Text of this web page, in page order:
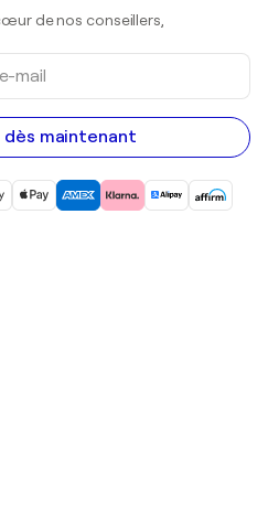
de nos conseillers,
maintenant